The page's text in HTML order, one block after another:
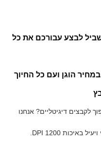
לבצע עבורכם את כל
הוגן ועם כל החיוך
לקבצים דיגיטליים? אנחנו
באיכות DPI 1200